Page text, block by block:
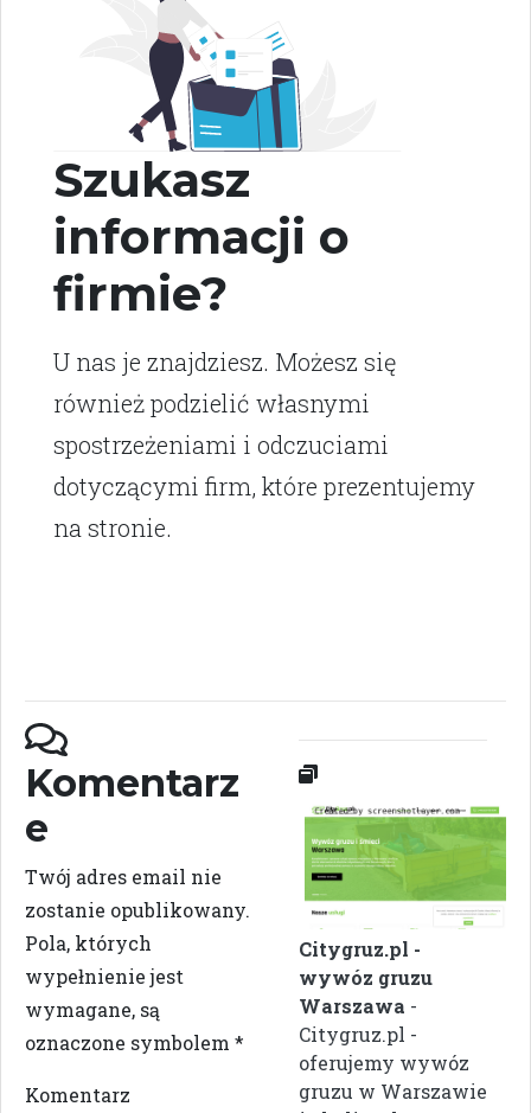
Szukasz
informacji o
firmie?
U nas je znajdziesz. Możesz się
również podzielić własnymi
spostrzeżeniami i odczuciami
dotyczącymi firm, które prezentujemy
na stronie.
Komentarz
e
Twój adres email nie
zostanie opublikowany.
Pola, których
wypełnienie jest
wymagane, są
oznaczone symbolem *
Komentarz
Citygruz.pl -
wywóz gruzu
Warszawa -
Citygruz.pl -
oferujemy wywóz
gruzu w Warszawie